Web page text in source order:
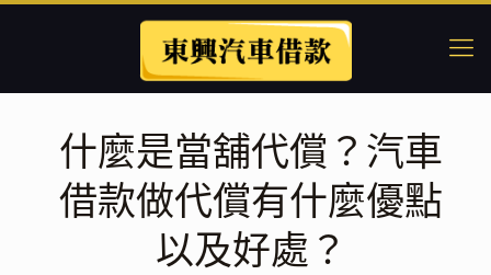
什麼是當舖代償？汽車
借款做代償有什麼優點
以及好處？